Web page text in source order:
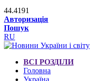
44.4191
Авторизація
Пошук
RU
ВСІ РОЗДІЛИ
Головна
Україна